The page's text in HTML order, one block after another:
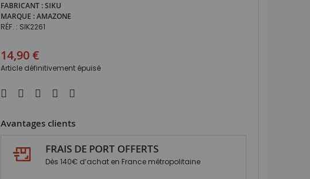
FABRICANT SIKU
MARQUE AMAZONE
RÉF.
SIK2261
14,90 €
Article définitivement épuisé
Avantages clients
FRAIS DE PORT OFFERTS
Dès 140€ d’achat en France métropolitaine